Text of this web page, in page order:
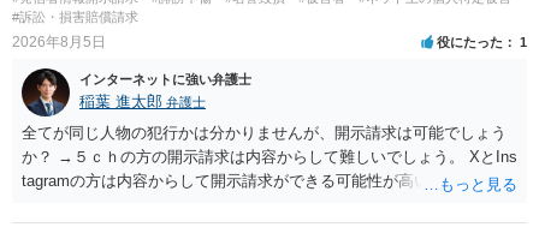
#訴訟・損害賠償請求
2026年8月5日 役にたった 1
インターネットに強い弁護士
稲葉 進太郎 弁護士
全てが同じ人物の犯行かは分かりませんが、開示請求は可能でしょう
か？ →５ｃｈの方の開示請求は内容からして難しいでしょう。 XとIns
tagramの方は内容からして開示請求ができる可能性が高いでしょう。
いでしょう。７月中にアカウントが削除されている場合、今から進め